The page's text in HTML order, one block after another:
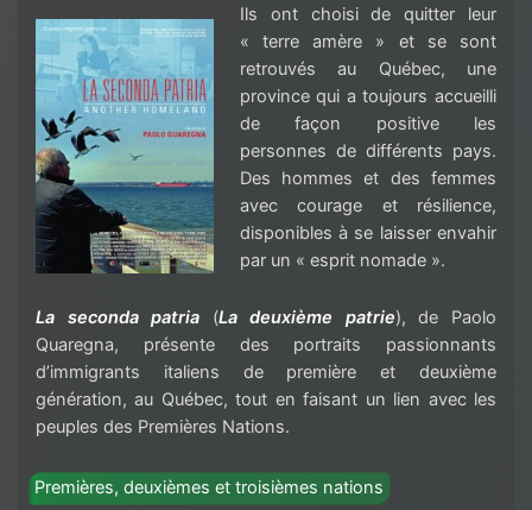
Ils ont choisi de quitter leur
« terre amère » et se sont
retrouvés au Québec, une
province qui a toujours accueilli
de façon positive les
personnes de différents pays.
Des hommes et des femmes
avec courage et résilience,
disponibles à se laisser envahir
par un « esprit nomade ».
La seconda patria (La deuxième patrie), de Paolo
Quaregna, présente des portraits passionnants
d’immigrants italiens de première et deuxième
génération, au Québec, tout en faisant un lien avec les
peuples des Premières Nations.
Premières, deuxièmes et troisièmes nations